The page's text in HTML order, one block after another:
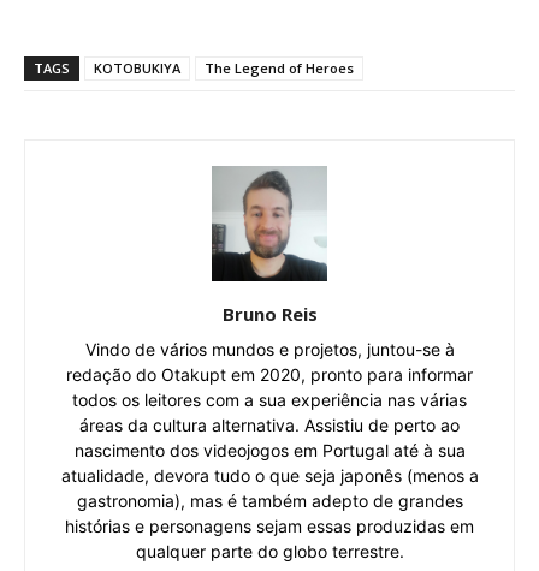
TAGS KOTOBUKIYA The Legend of Heroes
Bruno Reis
Vindo de vários mundos e projetos, juntou-se à
redação do Otakupt em 2020, pronto para informar
todos os leitores com a sua experiência nas várias
áreas da cultura alternativa. Assistiu de perto ao
nascimento dos videojogos em Portugal até à sua
atualidade, devora tudo o que seja japonês (menos a
gastronomia), mas é também adepto de grandes
histórias e personagens sejam essas produzidas em
qualquer parte do globo terrestre.